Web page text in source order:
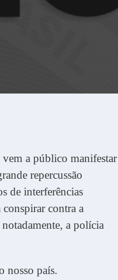
a público manifestar
repercussão
de interferências
contra a
a polícia
nosso país.